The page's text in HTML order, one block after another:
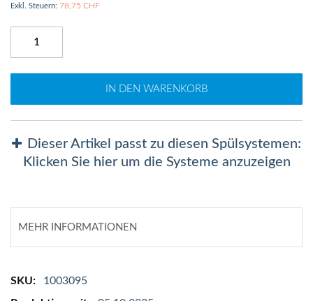
78,75 CHF
IN DEN WARENKORB
Dieser Artikel passt zu diesen Spülsystemen:
Klicken Sie hier um die Systeme anzuzeigen
MEHR INFORMATIONEN
Mehr
Informationen
1003095